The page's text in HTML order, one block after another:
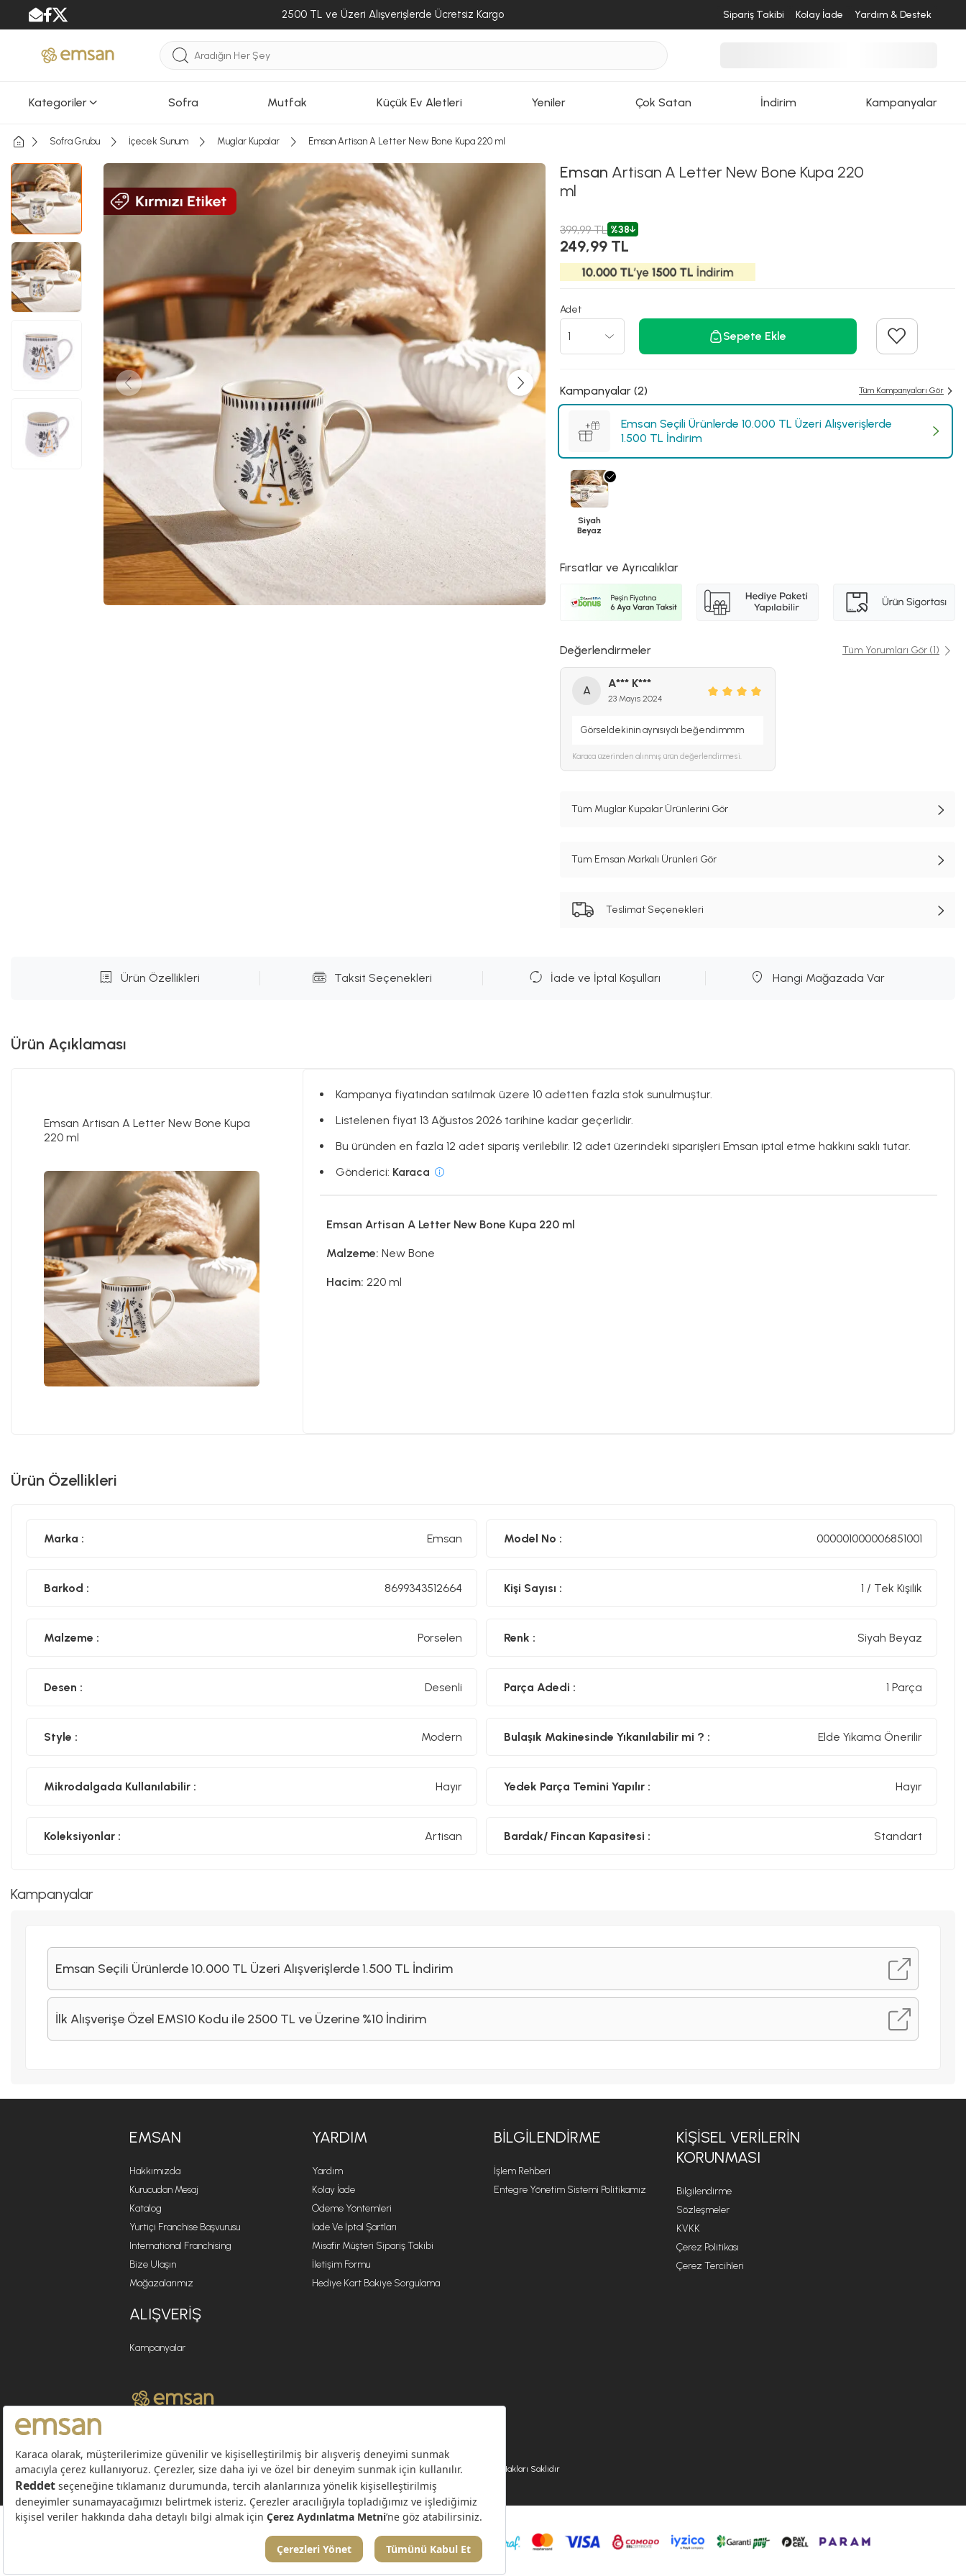
2500 TL ve Üzeri Alışverişlerde Ücretsiz Kargo Sipariş Takibi Kolay İade Yardım & Destek
Kategoriler Sofra Mutfak Küçük Ev Aletleri Yeniler Çok Satan İndirim Kampanyalar
Sofra Grubu İçecek Sunum Muglar Kupalar Emsan Artisan A Letter New Bone Kupa 220 ml
Emsan Artisan A Letter New Bone Kupa 220
ml
399,99 TL %38
249,99 TL
Adet
Sepete Ekle
Kampanyalar (2) Tüm Kampanyaları Gör
Emsan Seçili Ürünlerde 10.000 TL Üzeri Alışverişlerde
1.500 TL İndirim
Siyah
Beyaz
Fırsatlar ve Ayrıcalıklar
Değerlendirmeler Tüm Yorumları Gör (1)
A
A*** K***
23 Mayıs 2024
Görseldekinin aynısıydı beğendimmm
Karaca üzerinden alınmış ürün değerlendirmesi.
Tüm Muglar Kupalar Ürünlerini Gör
Tüm Emsan Markalı Ürünleri Gör
Teslimat Seçenekleri
Ürün Özellikleri Taksit Seçenekleri İade ve İptal Koşulları Hangi Mağazada Var
Ürün Açıklaması
Emsan Artisan A Letter New Bone Kupa
220 ml
Kampanya fiyatından satılmak üzere 10 adetten fazla stok sunulmuştur.
Listelenen fiyat 13 Ağustos 2026 tarihine kadar geçerlidir.
Bu üründen en fazla 12 adet sipariş verilebilir. 12 adet üzerindeki siparişleri Emsan iptal etme hakkını saklı tutar.
Gönderici: Karaca
Emsan Artisan A Letter New Bone Kupa 220 ml
Malzeme: New Bone
Hacim: 220 ml
Ürün Özellikleri
Marka : Emsan Model No : 000001000006851001
Barkod : 8699343512664 Kişi Sayısı : 1 / Tek Kişilik
Malzeme : Porselen Renk : Siyah Beyaz
Desen : Desenli Parça Adedi : 1 Parça
Style : Modern Bulaşık Makinesinde Yıkanılabilir mi ? : Elde Yıkama Önerilir
Mikrodalgada Kullanılabilir : Hayır Yedek Parça Temini Yapılır : Hayır
Koleksiyonlar : Artisan Bardak/ Fincan Kapasitesi : Standart
Kampanyalar
Emsan Seçili Ürünlerde 10.000 TL Üzeri Alışverişlerde 1.500 TL İndirim
İlk Alışverişe Özel EMS10 Kodu ile 2500 TL ve Üzerine %10 İndirim
EMSAN
Hakkımızda
Kurucudan Mesaj
Katalog
Yurtiçi Franchise Başvurusu
International Franchising
Bize Ulaşın
Mağazalarımız
YARDIM
Yardım
Kolay İade
Ödeme Yöntemleri
İade Ve İptal Şartları
Misafir Müşteri Sipariş Takibi
İletişim Formu
Hediye Kart Bakiye Sorgulama
BILGILENDIRME
İşlem Rehberi
Entegre Yönetim Sistemi Politikamız
KİŞİSEL VERİLERİN
KORUNMASI
Bilgilendirme
Sözleşmeler
KVKK
Çerez Politikası
Çerez Tercihleri
ALIŞVERIŞ
Kampanyalar
© 2026 EMSAN A.Ş. Tüm Hakları Saklıdır